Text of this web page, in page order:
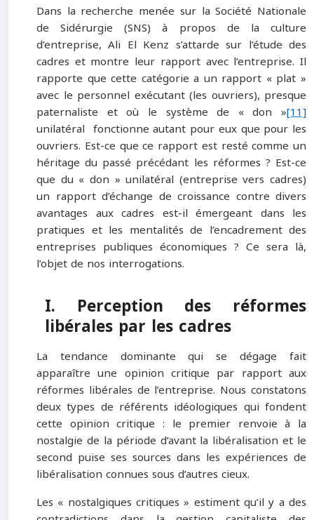
Dans la recherche menée sur la Société Nationale
de Sidérurgie (SNS) à propos de la culture
d’entreprise, Ali El Kenz s’attarde sur l’étude des
cadres et montre leur rapport avec l’entreprise. Il
rapporte que cette catégorie a un rapport « plat »
avec le personnel exécutant (les ouvriers), presque
paternaliste et où le système de « don »[11]
unilatéral fonctionne autant pour eux que pour les
ouvriers. Est-ce que ce rapport est resté comme un
héritage du passé précédant les réformes ? Est-ce
que du « don » unilatéral (entreprise vers cadres)
un rapport d’échange de croissance contre divers
avantages aux cadres est-il émergeant dans les
pratiques et les mentalités de l’encadrement des
entreprises publiques économiques ? Ce sera là,
l’objet de nos interrogations.
I. Perception des réformes
libérales par les cadres
La tendance dominante qui se dégage fait
apparaître une opinion critique par rapport aux
réformes libérales de l’entreprise. Nous constatons
deux types de référents idéologiques qui fondent
cette opinion critique : le premier renvoie à la
nostalgie de la période d’avant la libéralisation et le
second puise ses sources dans les expériences de
libéralisation connues sous d’autres cieux.
Les « nostalgiques critiques » estiment qu’il y a des